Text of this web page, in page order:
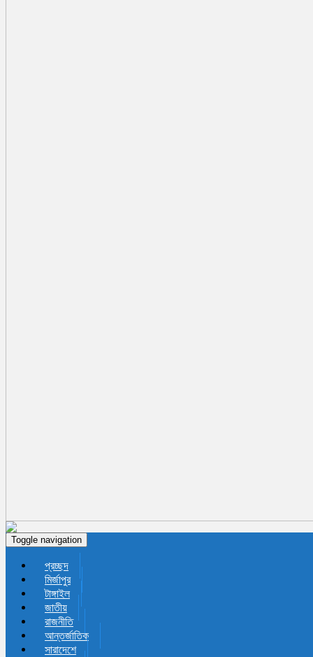
Toggle navigation
প্রচ্ছদ
মির্জাপুর
টাঙ্গাইল
জাতীয়
রাজনীতি
আন্তর্জাতিক
সারাদেশে